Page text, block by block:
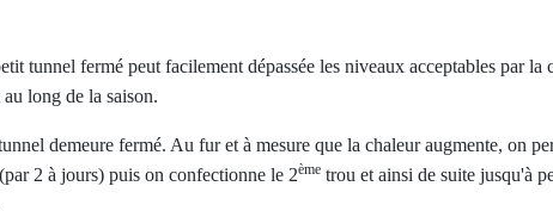
tunnel fermé peut facilement dépassée les niveaux acceptables par
long de la saison.
demeure fermé. Au fur et à mesure que la chaleur augmente, on
2 à jours) puis on confectionne le 2ème trou et ainsi de suite jusqu'à